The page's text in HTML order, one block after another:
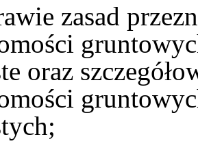
zasad
oraz